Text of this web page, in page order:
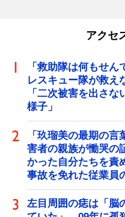
アクセ
「救助隊は何もせん
レスキュー隊が救
「二次被害を出さ
様子」
「玖瑠美の最期の
害者の親族が慟哭
かった自分たちを
事故を免れた従業員
左目周囲の痣は「脳